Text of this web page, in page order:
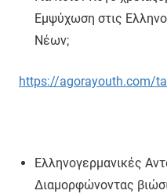
Εμψύχωση στις
Νέων;
https://agorayouth.com/
Ελληνογερμανικές
Διαμορφώνοντας